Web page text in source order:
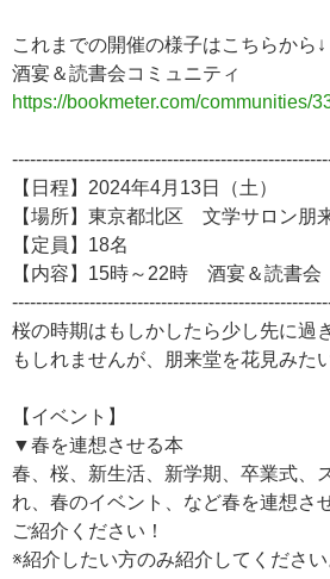
これまでの開催の様子はこちらから↓
酒宴＆読書会コミュニティ
https://bookmeter.com/communities/
【日程】2024年4月13日（土）
【場所】東京都北区 文学サロン朋
【定員】18名
【内容】15時～22時 酒宴＆読書会
桜の時期はもしかしたら少し先に過
もしれませんが、朋来堂を花見みた
【イベント】
▼春を連想させる本
春、桜、新生活、新学期、卒業式、
れ、春のイベント、など春を連想さ
ご紹介ください！
※紹介したい方のみ紹介してください